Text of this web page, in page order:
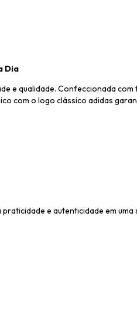
Dia
e qualidade. Confeccionada com
com o logo clássico adidas
e autenticidade em uma